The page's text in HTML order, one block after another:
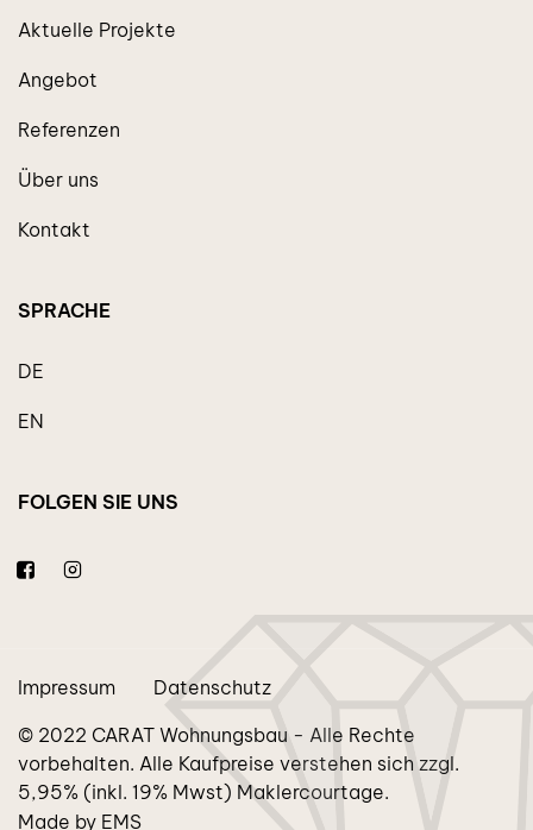
Aktuelle Projekte
Angebot
Referenzen
Über uns
Kontakt
SPRACHE
DE
EN
FOLGEN SIE UNS
Impressum
Datenschutz
© 2022 CARAT Wohnungsbau - Alle Rechte
vorbehalten. Alle Kaufpreise verstehen sich zzgl.
5,95% (inkl. 19% Mwst) Maklercourtage.
Made by EMS